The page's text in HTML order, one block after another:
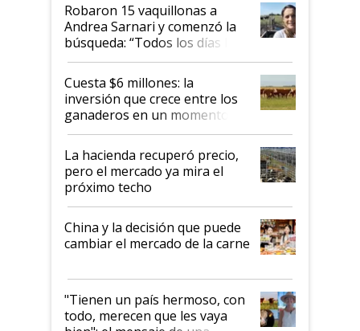
Robaron 15 vaquillonas a
Andrea Sarnari y comenzó la
búsqueda: “Todos los días le
toca a algún productor”
Cuesta $6 millones: la
inversión que crece entre los
ganaderos en un momento
histórico para la actividad
La hacienda recuperó precio,
pero el mercado ya mira el
próximo techo
China y la decisión que puede
cambiar el mercado de la carne
"Tienen un país hermoso, con
todo, merecen que les vaya